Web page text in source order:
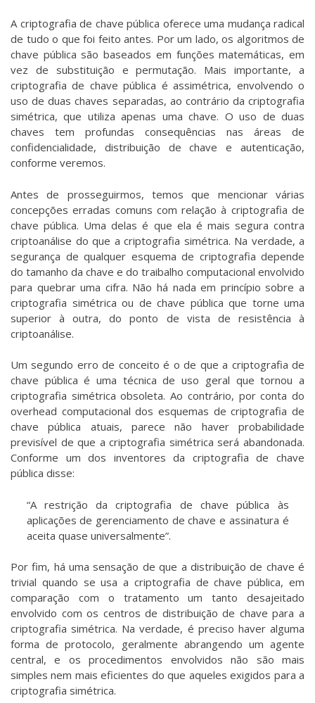
A criptografia de chave pública oferece uma mudança radical
de tudo o que foi feito antes. Por um lado, os algoritmos de
chave pública são baseados em funções matemáticas, em
vez de substituição e permutação. Mais importante, a
criptografia de chave pública é assimétrica, envolvendo o
uso de duas chaves separadas, ao contrário da criptografia
simétrica, que utiliza apenas uma chave. O uso de duas
chaves tem profundas consequências nas áreas de
confidencialidade, distribuição de chave e autenticação,
conforme veremos.
Antes de prosseguirmos, temos que mencionar várias
concepções erradas comuns com relação à criptografia de
chave pública. Uma delas é que ela é mais segura contra
criptoanálise do que a criptografia simétrica. Na verdade, a
segurança de qualquer esquema de criptografia depende
do tamanho da chave e do traibalho computacional envolvido
para quebrar uma cifra. Não há nada em princípio sobre a
criptografia simétrica ou de chave pública que torne uma
superior à outra, do ponto de vista de resistência à
criptoanálise.
Um segundo erro de conceito é o de que a criptografia de
chave pública é uma técnica de uso geral que tornou a
criptografia simétrica obsoleta. Ao contrário, por conta do
overhead computacional dos esquemas de criptografia de
chave pública atuais, parece não haver probabilidade
previsível de que a criptografia simétrica será abandonada.
Conforme um dos inventores da criptografia de chave
pública disse:
“A restrição da criptografia de chave pública às
aplicações de gerenciamento de chave e assinatura é
aceita quase universalmente”.
Por fim, há uma sensação de que a distribuição de chave é
trivial quando se usa a criptografia de chave pública, em
comparação com o tratamento um tanto desajeitado
envolvido com os centros de distribuição de chave para a
criptografia simétrica. Na verdade, é preciso haver alguma
forma de protocolo, geralmente abrangendo um agente
central, e os procedimentos envolvidos não são mais
simples nem mais eficientes do que aqueles exigidos para a
criptografia simétrica.